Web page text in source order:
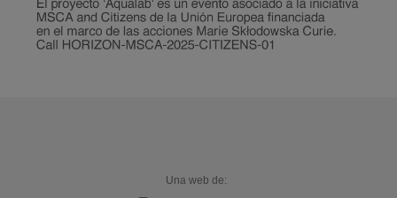
Una web de: